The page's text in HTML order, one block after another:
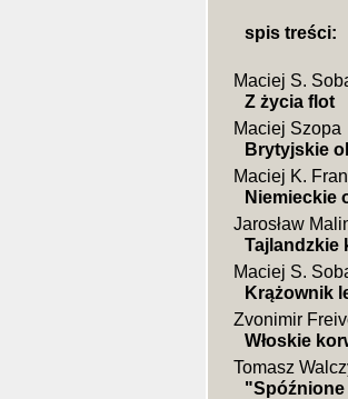
spis treści:
Maciej S.
Z życia flot
Maciej Szopa
Brytyjskie
Maciej K.
Niemieckie
Jarosław
Maciej S.
Krążownik
Zvonimir
Włoskie
Tomasz